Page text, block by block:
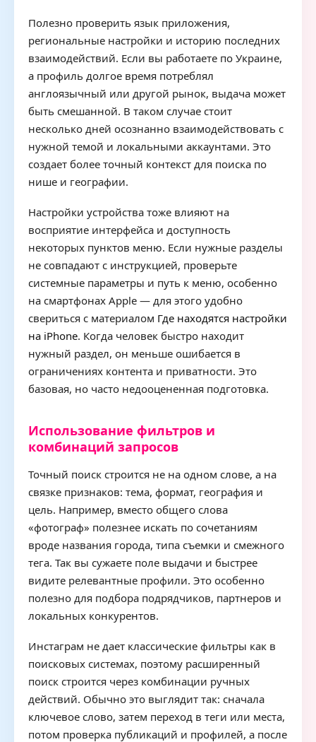
Полезно проверить язык приложения,
региональные настройки и историю последних
взаимодействий. Если вы работаете по Украине,
а профиль долгое время потреблял
англоязычный или другой рынок, выдача может
быть смешанной. В таком случае стоит
несколько дней осознанно взаимодействовать с
нужной темой и локальными аккаунтами. Это
создает более точный контекст для поиска по
нише и географии.
Настройки устройства тоже влияют на
восприятие интерфейса и доступность
некоторых пунктов меню. Если нужные разделы
не совпадают с инструкцией, проверьте
системные параметры и путь к меню, особенно
на смартфонах Apple — для этого удобно
свериться с материалом Где находятся настройки
на iPhone. Когда человек быстро находит
нужный раздел, он меньше ошибается в
ограничениях контента и приватности. Это
базовая, но часто недооцененная подготовка.
Использование фильтров и
комбинаций запросов
Точный поиск строится не на одном слове, а на
связке признаков: тема, формат, география и
цель. Например, вместо общего слова
«фотограф» полезнее искать по сочетаниям
вроде названия города, типа съемки и смежного
тега. Так вы сужаете поле выдачи и быстрее
видите релевантные профили. Это особенно
полезно для подбора подрядчиков, партнеров и
локальных конкурентов.
Инстаграм не дает классические фильтры как в
поисковых системах, поэтому расширенный
поиск строится через комбинации ручных
действий. Обычно это выглядит так: сначала
ключевое слово, затем переход в теги или места,
потом проверка публикаций и профилей, а после